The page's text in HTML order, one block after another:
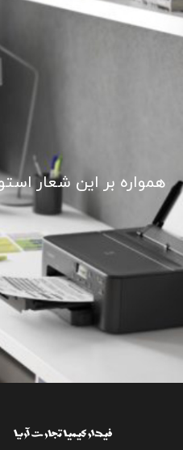
همواره بر این شعار